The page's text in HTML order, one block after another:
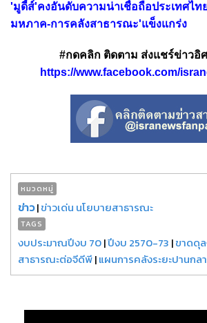
'มูดี้ส์'คงอันดับความน่าเชื่อถือประเทศไท
มหภาค-การคลังสาธารณะ'แข็งแกร่ง
#กดคลิก ติดตาม ส่งแชร์ข่าวอิ
https://www.facebook.com/
หมวดหมู่
ข่าว|ข่าวเด่น นโยบายสาธารณะ
TAGS
งบประมาณปีงบ 70|ปีงบ 2570-73 |ขาดดุ
สาธารณะต่อจีดีพี|แผนการคลังระยะปานกล